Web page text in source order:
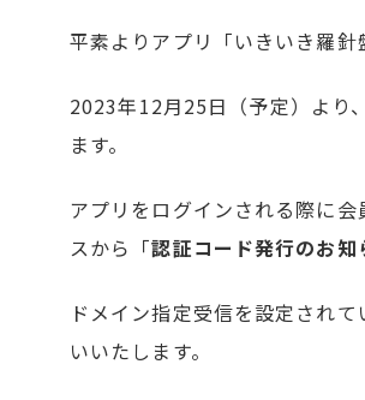
平素よりアプリ「いきいき羅針
2023年12月25日（予定）より
ます。
アプリをログインされる際に
スから「認証コード発行のお知
ドメイン指定受信を設定され
いいたします。